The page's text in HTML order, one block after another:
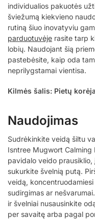
individualios pakuotės
šviežumą kiekvieno
rutiną šiuo inovatyviu
parduotuvėje rasite tarp
lobių. Naudojant šią
pastebėsite, kaip oda
neprilygstamai vientisa.
Kilmės šalis: Pietų korėja
Naudojimas
Sudrėkinkite veidą šiltu
Isntree Mugwort Calming
pavidalo veido
sukurkite švelnią putą.
veidą,
sudirgimas ar
ir švelniai nusausinkite
per savaitę arba pagal